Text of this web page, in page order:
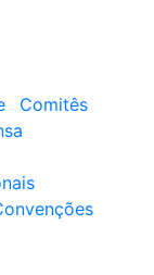
Comitês